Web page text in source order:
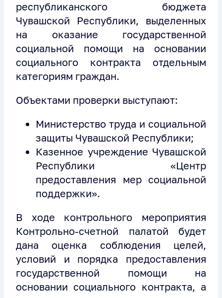
республиканского бюджета
Чувашской Республики, выделенных
на оказание государственной
социальной помощи на основании
социального контракта отдельным
категориям граждан.
Объектами проверки выступают:
Министерство труда и социальной
защиты Чувашской Республики;
Казенное учреждение Чувашской
Республики «Центр
предоставления мер социальной
поддержки».
В ходе контрольного мероприятия
Контрольно-счетной палатой будет
дана оценка соблюдения целей,
условий и порядка предоставления
государственной помощи на
основании социального контракта, а